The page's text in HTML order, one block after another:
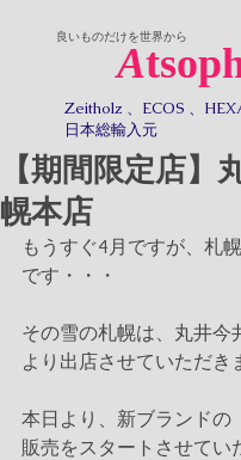
A
​良いものだけを世界から
Zeitholz 、ECOS 、
日本総輸入元​​
【期間限定店】
幌本店
もうすぐ4月ですが、札
です・・・
その雪の札幌は、丸井今
より出店させていただき
本日より、新ブランドの
販売をスタートさせてい